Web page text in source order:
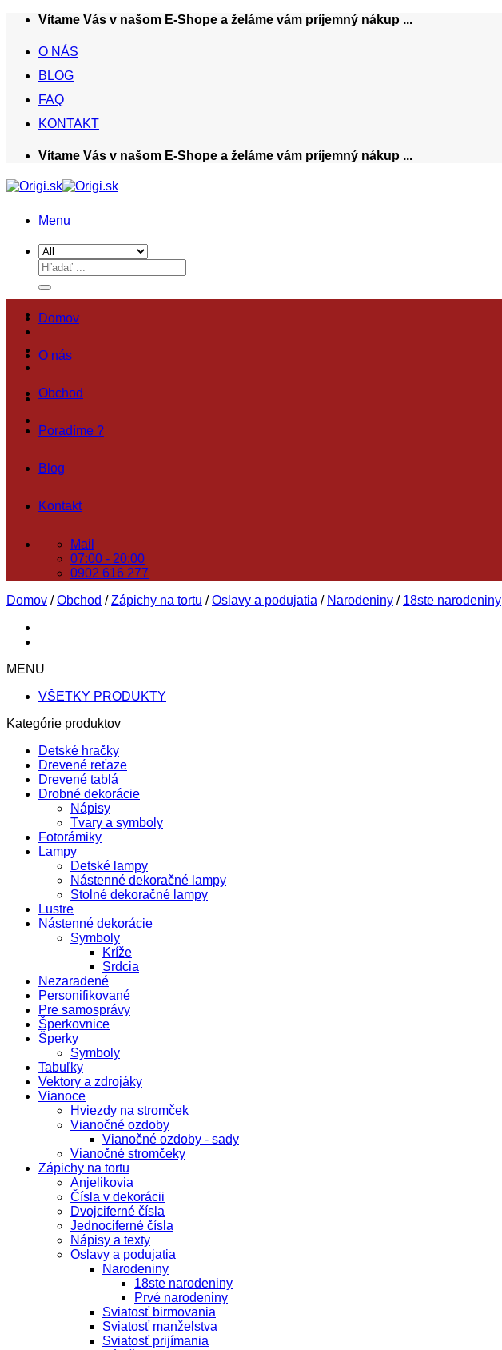
Skip
content
Vítame Vás v našom E-Shope a želáme vám príjemný nákup ...
O NÁS
BLOG
FAQ
KONTAKT
Vítame Vás v našom E-Shope a želáme vám príjemný nákup ...
Menu
Hľadať:
Domov
O nás
Obchod
Poradíme ?
Blog
Kontakt
Mail
07:00 - 20:00
0902 616 277
Domov / Obchod / Zápichy na tortu / Oslavy a podujatia / Narodeniny / 18ste narodeniny
MENU
VŠETKY PRODUKTY
Kategórie produktov
Detské hračky
Drevené reťaze
Drevené tablá
Drobné dekorácie
Nápisy
Tvary a symboly
Fotorámiky
Lampy
Detské lampy
Nástenné dekoračné lampy
Stolné dekoračné lampy
Lustre
Nástenné dekorácie
Symboly
Kríže
Srdcia
Nezaradené
Personifikované
Pre samosprávy
Šperkovnice
Šperky
Symboly
Tabuľky
Vektory a zdrojáky
Vianoce
Hviezdy na stromček
Vianočné ozdoby
Vianočné ozdoby - sady
Vianočné stromčeky
Zápichy na tortu
Anjelikovia
Čísla v dekorácii
Dvojciferné čísla
Jednociferné čísla
Nápisy a texty
Oslavy a podujatia
Narodeniny
18ste narodeniny
Prvé narodeniny
Sviatosť birmovania
Sviatosť manželstva
Sviatosť prijímania